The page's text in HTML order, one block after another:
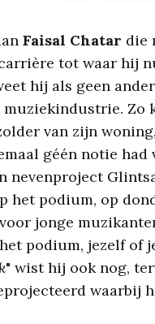
Faisal Chatar die
tot waar hij
hij als geen
muziekindustrie.
van zijn
géén notie had
nevenproject
het podium, op
jonge
podium, jezelf of
" wist hij ook nog,
waarbij